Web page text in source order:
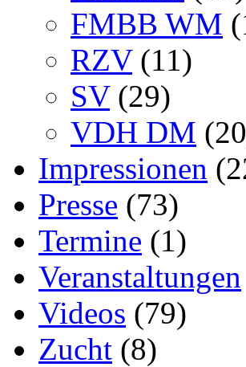
FMBB WM
RZV(11)
SV(29)
VDH DM
Impressionen
Presse (73)
Termine (1)
Veranstaltungen
Videos (79)
Zucht (8)